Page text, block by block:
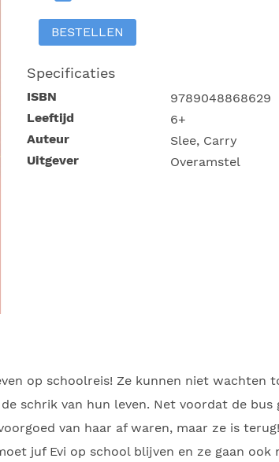
BESTELLEN
Specificaties
ISBN
9789048868629
Leeftijd
6+
Auteur
Slee, Carry
Uitgever
Overamstel
op schoolreis! Ze kunnen niet wachten
schrik van hun leven. Net voordat de bus
van haar af waren, maar ze is terug!
juf Evi op school blijven en ze gaan ook